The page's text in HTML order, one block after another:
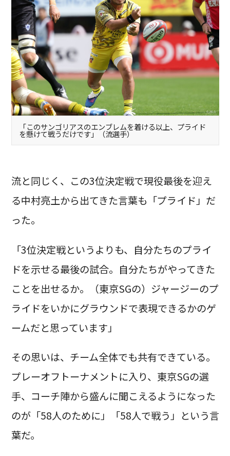
「このサンゴリアスのエンブレムを着ける以上、プライド
を懸けて戦うだけです」（流選手）
流と同じく、この3位決定戦で現役最後を迎え
る中村亮土から出てきた言葉も「プライド」だ
った。
「3位決定戦というよりも、自分たちのプライ
ドを示せる最後の試合。自分たちがやってきた
ことを出せるか。（東京SGの）ジャージーのプ
ライドをいかにグラウンドで表現できるかのゲ
ームだと思っています」
その思いは、チーム全体でも共有できている。
プレーオフトーナメントに入り、東京SGの選
手、コーチ陣から盛んに聞こえるようになった
のが「58人のために」「58人で戦う」という言
葉だ。